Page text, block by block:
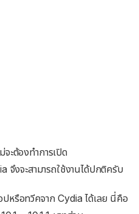
ะต้องทำการเปิด
งจะสามารถใช้งานได้ปกติครับ
หรือทวีคจาก Cydia ได้เลย นี่คือ